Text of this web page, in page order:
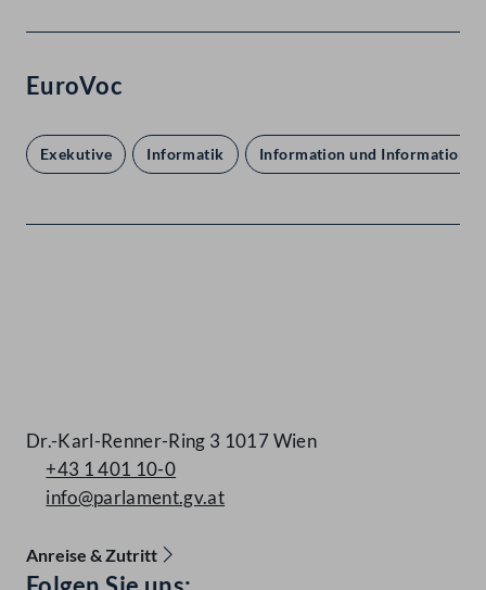
EuroVoc
Exekutive Informatik Information und
Dr.-Karl-Renner-Ring 3 1017 Wien
+43 1 401 10-0
info@parlament.gv.at
Anreise & Zutritt